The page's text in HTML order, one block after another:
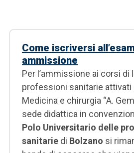
Come iscriversi
ammissione
Per l’ammissione ai corsi di
professioni sanitarie attivati
Medicina e chirurgia “A.
sede didattica in
Polo Universitario delle
sanitarie di Bolzano si